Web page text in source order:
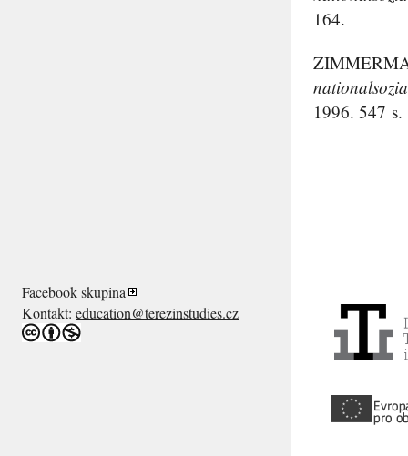
164.
1996. 547 s.
Facebook skupina
Kontakt: education@terezinstudies.cz